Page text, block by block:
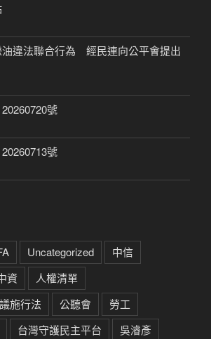
違法聯合行為 經民連向公平會提出
號
號
Uncategorized
中信
資
人權清單
施行法
公聽會
勞工
台灣守護民主平台
吳濬彥